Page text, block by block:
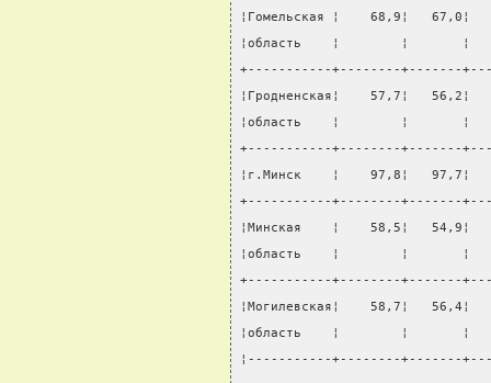
¦Гомельская ¦    68,9¦
¦область    ¦        ¦
+-----------+--------+-------
¦Гродненская¦    57,7¦
¦область    ¦        ¦
+-----------+--------+-------
¦г.Минск    ¦    97,8¦   97,7¦
+-----------+--------+-------
¦Минская    ¦    58,5¦   54,9¦
¦область    ¦        ¦
+-----------+--------+-------
¦Могилевская¦    58,7¦
¦область    ¦        ¦
¦-----------+--------+-------